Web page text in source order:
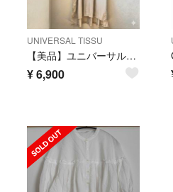
UNIVERSAL TISSU
【美品】ユニバーサルティシュ シャツドレス ロング シャツ ワンピース
¥6,900